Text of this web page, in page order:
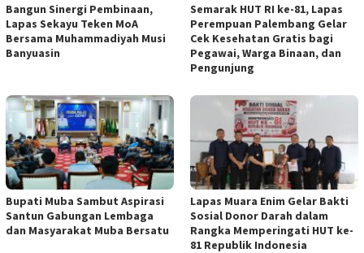
Bangun Sinergi Pembinaan,
Lapas Sekayu Teken MoA
Bersama Muhammadiyah Musi
Banyuasin
Semarak HUT RI ke-81, Lapas
Perempuan Palembang Gelar
Cek Kesehatan Gratis bagi
Pegawai, Warga Binaan, dan
Pengunjung
Bupati Muba Sambut Aspirasi
Santun Gabungan Lembaga
dan Masyarakat Muba Bersatu
Lapas Muara Enim Gelar Bakti
Sosial Donor Darah dalam
Rangka Memperingati HUT ke-
81 Republik Indonesia